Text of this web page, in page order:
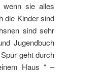
sie alles
die Kinder sind
sind sehr
Jugendbuch
geht durch
Haus “ –